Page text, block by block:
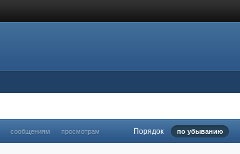
сообщениям просмотрам Порядок по убыванию